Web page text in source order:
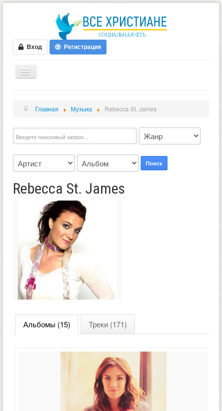
Вход Регистрация
ФОРУМ
ВИДЕО
БЛОГИ
МУЗЫКА
БИБЛИЯ
НОВОСТИ
Главная Музыка Rebecca St. James
Поиск
Rebecca St. James
Альбомы (15) Треки (171)